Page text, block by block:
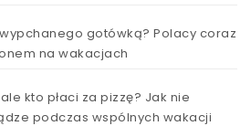
gotówką? Polacy coraz
na wakacjach
kto płaci za pizzę? Jak nie
podczas wspólnych wakacji